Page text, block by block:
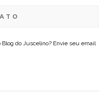
do Juscelino? Envie seu email